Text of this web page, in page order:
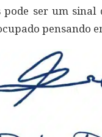
ser um sinal
pensando